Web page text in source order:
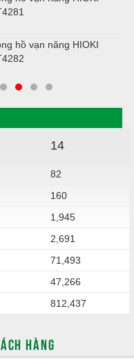
hồ vạn năng HIOKI
14
82
160
1,945
2,691
71,493
47,266
812,437
HÀNG